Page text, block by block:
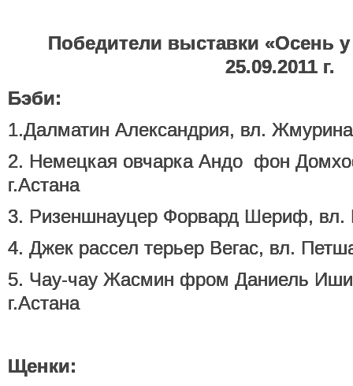
Победители выставки «Осень у
25.09.2011 г.
Бэби:
1.Далматин Александрия, вл.
2. Немецкая овчарка Андо фон
г.Астана
3. Ризеншнауцер Форвард Шериф, вл.
4. Джек рассел терьер Вегас, вл.
5. Чау-чау Жасмин фром Даниель
г.Астана
Щенки: